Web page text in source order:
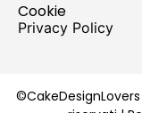
Cookie
Privacy Policy
©CakeDesignLovers